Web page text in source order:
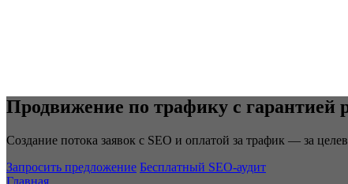
Продвижение по трафику с гарантией
Создание потока заявок с SEO и оплатой за трафик — за
Запросить предложение Бесплатный SEO-аудит
Главная